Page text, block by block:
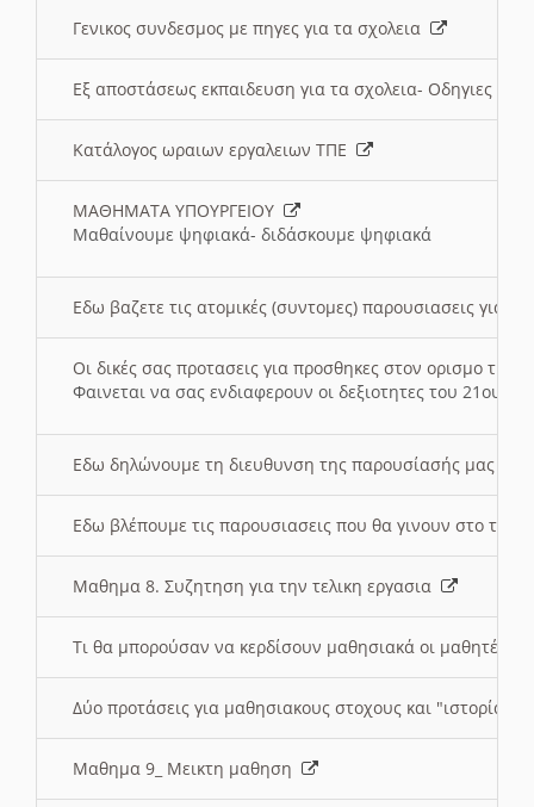
Γενικος συνδεσμος με πηγες για τα σχολεια
Εξ αποστάσεως εκπαιδευση για τα σχολεια- Οδηγιες
Κατάλογος ωραιων εργαλειων ΤΠΕ
ΜΑΘΗΜΑΤΑ ΥΠΟΥΡΓΕΙΟΥ
Μαθαίνουμε ψηφιακά- διδάσκουμε ψηφιακά
Εδω βαζετε τις ατομικές (συντομες) παρουσιασεις για
Οι δικές σας προτασεις για προσθηκες στον ορισμο
Φαινεται να σας ενδιαφερουν οι δεξιοτητες του 21ου
Εδω δηλώνουμε τη διευθυνση της παρουσίασής μας
Εδω βλέπουμε τις παρουσιασεις που θα γινουν στο
Μαθημα 8. Συζητηση για την τελικη εργασια
Τι θα μπορούσαν να κερδίσουν μαθησιακά οι μαθητές/
Δύο προτάσεις για μαθησιακους στοχους και "ιστορία"
Μαθημα 9_ Μεικτη μαθηση